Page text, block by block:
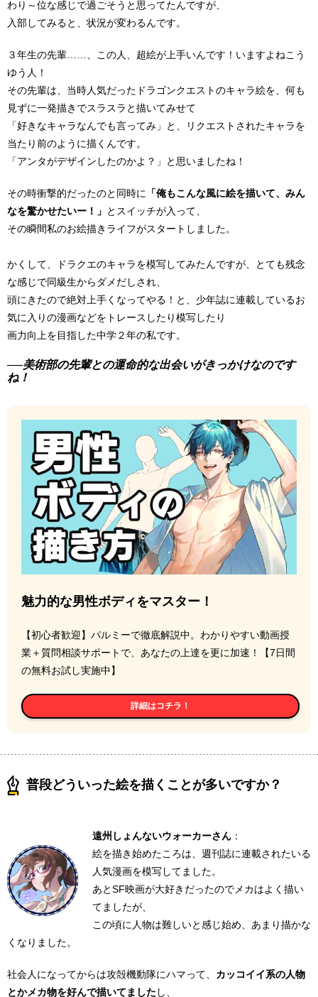
わり～位な感じで過ごそうと思ってたんですが、
入部してみると、状況が変わるんです。
３年生の先輩……、この人、超絵が上手いんです！いますよねこう
ゆう人！
その先輩は、当時人気だったドラゴンクエストのキャラ絵を、何も
見ずに一発描きでスラスラと描いてみせて
「好きなキャラなんでも言ってみ」と、リクエストされたキャラを
当たり前のように描くんです。
「アンタがデザインしたのかよ？」と思いましたね！
その時衝撃的だったのと同時に
「俺もこんな風に絵を描いて、みん
なを驚かせたいー！」 とスイッチが入って、
その瞬間私のお絵描きライフがスタートしました。
かくして、ドラクエのキャラを模写してみたんですが、とても残念
な感じで同級生からダメだしされ、
頭にきたので絶対上手くなってやる！と、少年誌に連載しているお
気に入りの漫画などをトレースしたり模写したり
画力向上を目指した中学２年の私です。
──美術部の先輩との運命的な出会いがきっかけなのです
ね！
魅力的な男性ボディをマスター！
【初心者歓迎】パルミーで徹底解説中。わかりやすい動画授
業＋質問相談サポートで、あなたの上達を更に加速！【7日間
の無料お試し実施中】
詳細はコチラ！
普段どういった絵を描くことが多いですか？
遠州しょんないウォーカーさん ：
絵を描き始めたころは、週刊誌に連載されたいる
人気漫画を模写してました。
あとSF映画が大好きだったのでメカはよく描い
てましたが、
この頃に人物は難しいと感じ始め、あまり描かな
くなりました。
社会人になってからは攻殻機動隊にハマって、 カッコイイ系の人物
とかメカ物を好んで描いてました し、